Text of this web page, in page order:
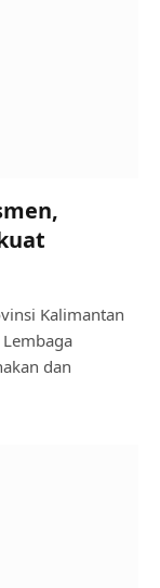
Kalimantan
dan